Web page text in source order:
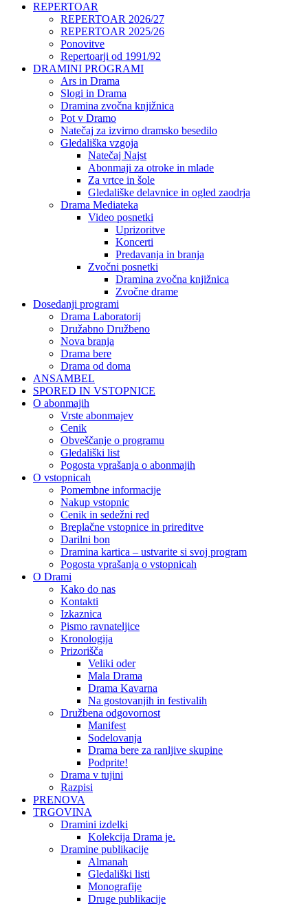
REPERTOAR
REPERTOAR 2026/27
REPERTOAR 2025/26
Ponovitve
Repertoarji od 1991/92
DRAMINI PROGRAMI
Ars in Drama
Slogi in Drama
Dramina zvočna knjižnica
Pot v Dramo
Natečaj za izvirno dramsko besedilo
Gledališka vzgoja
Natečaj Najst
Abonmaji za otroke in mlade
Za vrtce in šole
Gledališke delavnice in ogled zaodrja
Drama Mediateka
Video posnetki
Uprizoritve
Koncerti
Predavanja in branja
Zvočni posnetki
Dramina zvočna knjižnica
Zvočne drame
Dosedanji programi
Drama Laboratorij
Družabno Družbeno
Nova branja
Drama bere
Drama od doma
ANSAMBEL
SPORED IN VSTOPNICE
O abonmajih
Vrste abonmajev
Cenik
Obveščanje o programu
Gledališki list
Pogosta vprašanja o abonmajih
O vstopnicah
Pomembne informacije
Nakup vstopnic
Cenik in sedežni red
Breplačne vstopnice in prireditve
Darilni bon
Dramina kartica – ustvarite si svoj program
Pogosta vprašanja o vstopnicah
O Drami
Kako do nas
Kontakti
Izkaznica
Pismo ravnateljice
Kronologija
Prizorišča
Veliki oder
Mala Drama
Drama Kavarna
Na gostovanjih in festivalih
Družbena odgovornost
Manifest
Sodelovanja
Drama bere za ranljive skupine
Podprite!
Drama v tujini
Razpisi
PRENOVA
TRGOVINA
Dramini izdelki
Kolekcija Drama je.
Dramine publikacije
Almanah
Gledališki listi
Monografije
Druge publikacije